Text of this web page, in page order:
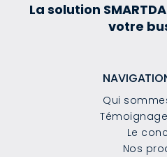
La solution
votre
Qui
Le
Nos